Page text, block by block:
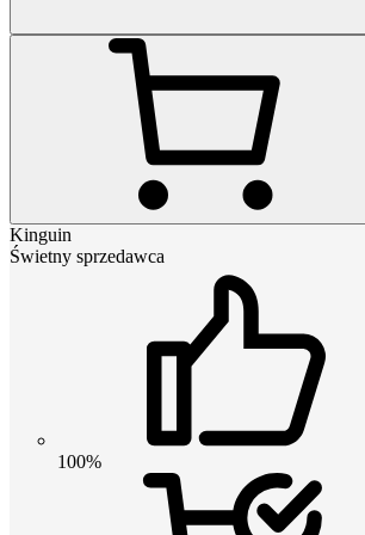
Kinguin
Świetny sprzedawca
100%